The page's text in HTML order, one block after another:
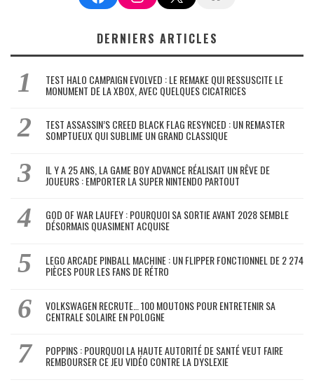
DERNIERS ARTICLES
TEST HALO CAMPAIGN EVOLVED : LE REMAKE QUI RESSUSCITE LE
MONUMENT DE LA XBOX, AVEC QUELQUES CICATRICES
TEST ASSASSIN’S CREED BLACK FLAG RESYNCED : UN REMASTER
SOMPTUEUX QUI SUBLIME UN GRAND CLASSIQUE
IL Y A 25 ANS, LA GAME BOY ADVANCE RÉALISAIT UN RÊVE DE
JOUEURS : EMPORTER LA SUPER NINTENDO PARTOUT
GOD OF WAR LAUFEY : POURQUOI SA SORTIE AVANT 2028 SEMBLE
DÉSORMAIS QUASIMENT ACQUISE
LEGO ARCADE PINBALL MACHINE : UN FLIPPER FONCTIONNEL DE 2 274
PIÈCES POUR LES FANS DE RÉTRO
VOLKSWAGEN RECRUTE… 100 MOUTONS POUR ENTRETENIR SA
CENTRALE SOLAIRE EN POLOGNE
POPPINS : POURQUOI LA HAUTE AUTORITÉ DE SANTÉ VEUT FAIRE
REMBOURSER CE JEU VIDÉO CONTRE LA DYSLEXIE